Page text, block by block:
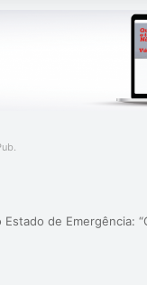
de Emergência: